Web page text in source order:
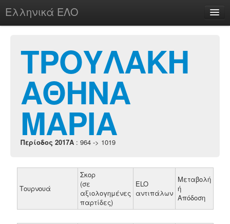
Ελληνικά ΕΛΟ
chesstu.be @ discord
Login
ΤΡΟΥΛΑΚΗ
ΑΘΗΝΑ
ΜΑΡΙΑ
Περίοδος 2017A : 964 -> 1019
Τουρνουά
Σκορ
(σε
αξιολογημένες
παρτίδες)
ELO
αντιπάλων
Μεταβολή
ή
Απόδοση